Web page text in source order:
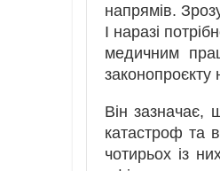
напрямів.
І наразі
медичним
Він зазначає,
катастроф та
чотирьох із